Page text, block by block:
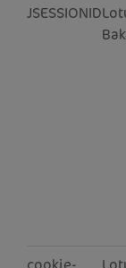
JSESSIONID